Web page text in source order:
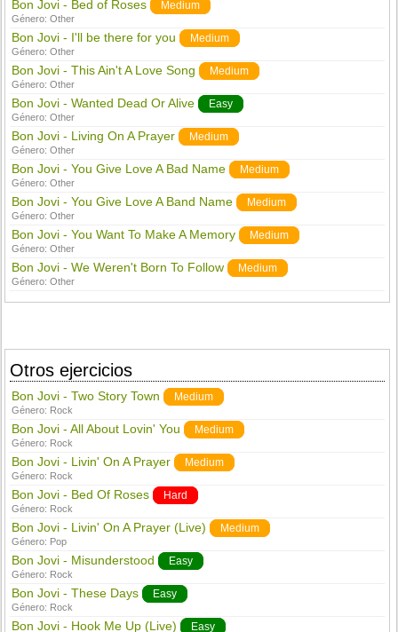
Bon Jovi - Bed of Roses Medium
Género:Other
Bon Jovi - I'll be there for you Medium
Género:Other
Bon Jovi - This Ain't A Love Song Medium
Género:Other
Bon Jovi - Wanted Dead Or Alive Easy
Género:Other
Bon Jovi - Living On A Prayer Medium
Género:Other
Bon Jovi - You Give Love A Bad Name Medium
Género:Other
Bon Jovi - You Give Love A Band Name Medium
Género:Other
Bon Jovi - You Want To Make A Memory Medium
Género:Other
Bon Jovi - We Weren't Born To Follow Medium
Género:Other
Otros ejercicios
Bon Jovi - Two Story Town Medium
Género: Rock
Bon Jovi - All About Lovin' You Medium
Género: Rock
Bon Jovi - Livin' On A Prayer Medium
Género: Rock
Bon Jovi - Bed Of Roses Hard
Género: Rock
Bon Jovi - Livin' On A Prayer (Live) Medium
Género: Pop
Bon Jovi - Misunderstood Easy
Género: Rock
Bon Jovi - These Days Easy
Género: Rock
Bon Jovi - Hook Me Up (Live) Easy